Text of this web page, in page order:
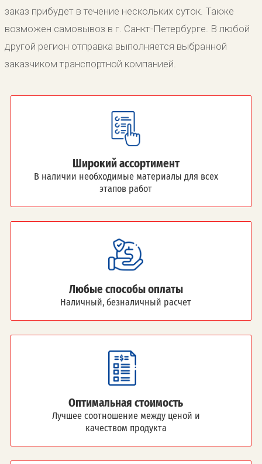
заказ прибудет в течение нескольких суток. Также
возможен самовывоз в г. Санкт-Петербурге. В любой
другой регион отправка выполняется выбранной
заказчиком транспортной компанией.
Широкий ассортимент
В наличии необходимые материалы для всех
этапов работ
Любые способы оплаты
Наличный, безналичный расчет
Оптимальная стоимость
Лучшее соотношение между ценой и
качеством продукта